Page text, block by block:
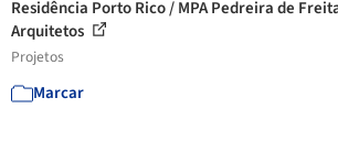
Residência Porto Rico / MPA Pedreira de
Arquitetos
Projetos
Marcar